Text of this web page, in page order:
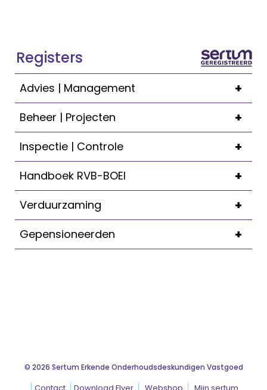
Registers
+
Advies | Management
+
Beheer | Projecten
+
Inspectie | Controle
+
Handboek RVB-BOEI
+
Verduurzaming
+
Gepensioneerden
© 2026 Sertum Erkende Onderhoudsdeskundigen Vastgoed